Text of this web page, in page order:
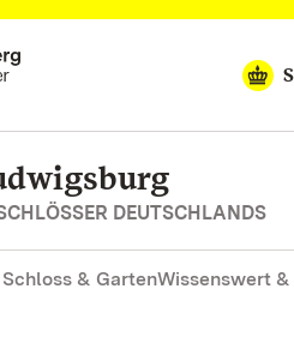
DEUTSCHLANDS
& GartenWissenswert